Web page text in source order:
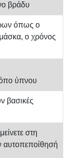
βράδυ
όπως ο
ο χρόνος
ύπνου
βασικές
στη
αυτοπεποίθησή